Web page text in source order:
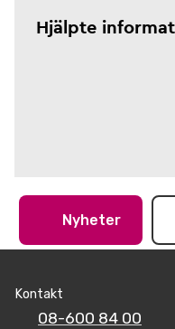
Hjälpte
Nyheter
Kontakt
08-600 84 00